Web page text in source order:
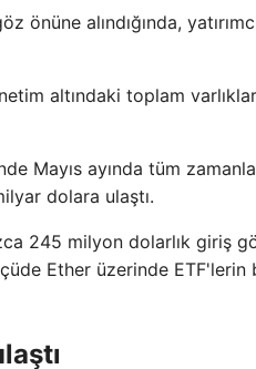
alındığında,
altındaki toplam
Mayıs ayında tüm
dolara ulaştı.
245 milyon dolarlık giriş
Ether üzerinde ETF'lerin